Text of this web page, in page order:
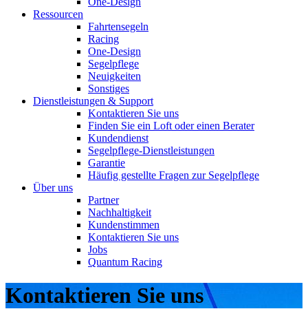
Ressourcen
Fahrtensegeln
Racing
One-Design
Segelpflege
Neuigkeiten
Sonstiges
Dienstleistungen & Support
Kontaktieren Sie uns
Finden Sie ein Loft oder einen Berater
Kundendienst
Segelpflege-Dienstleistungen
Garantie
Häufig gestellte Fragen zur Segelpflege
Über uns
Partner
Nachhaltigkeit
Kundenstimmen
Kontaktieren Sie uns
Jobs
Quantum Racing
Kontaktieren Sie uns